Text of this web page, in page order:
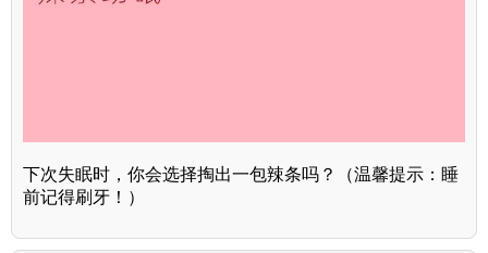
下次失眠时，你会选择掏出一包辣条吗？（温馨提示：睡
前记得刷牙！）